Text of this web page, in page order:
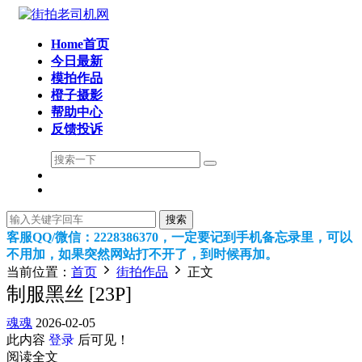
Home首页
今日最新
模拍作品
橙子摄影
帮助中心
反馈投诉
搜索
客服QQ/微信：2228386370，一定要记到手机备忘录里，可以
不用加，如果突然网站打不开了，到时候再加。
当前位置： 首页 街拍作品 正文
制服黑丝 [23P]
魂魂 2026-02-05
此内容 登录 后可见！
阅读全文